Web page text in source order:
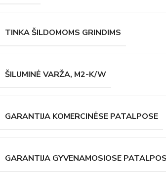
TINKA ŠILDOMOMS GRINDIMS
ŠILUMINĖ VARŽA, M2-K/W
GARANTIJA KOMERCINĖSE PATALPOSE
GARANTIJA GYVENAMOSIOSE